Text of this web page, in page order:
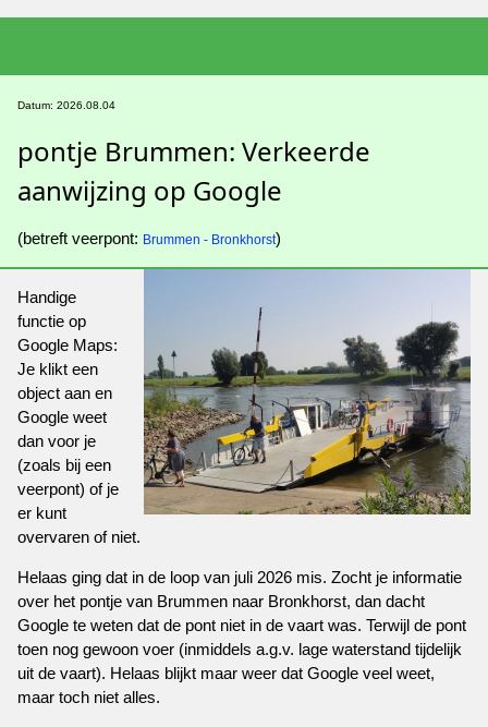
Datum: 2026.08.04
pontje Brummen: Verkeerde
aanwijzing op Google
(betreft veerpont: Brummen - Bronkhorst)
Handige
functie op
Google Maps:
Je klikt een
object aan en
Google weet
dan voor je
(zoals bij een
veerpont) of je
er kunt
overvaren of niet.
Helaas ging dat in de loop van juli 2026 mis. Zocht je informatie
over het pontje van Brummen naar Bronkhorst, dan dacht
Google te weten dat de pont niet in de vaart was. Terwijl de pont
toen nog gewoon voer (inmiddels a.g.v. lage waterstand tijdelijk
uit de vaart). Helaas blijkt maar weer dat Google veel weet,
maar toch niet alles.